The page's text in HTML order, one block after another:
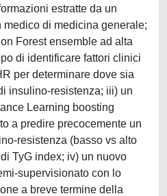
estratte da un
di medicina generale;
Forest ensemble ad alta
di identificare fattori clinici
per determinare dove sia
insulino-resistenza; iii) un
Learning boosting
a predire precocemente un
resistenza (basso vs alto
TyG index; iv) un nuovo
supervisionato con lo
a breve termine della